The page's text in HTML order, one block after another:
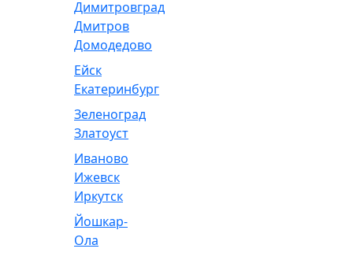
Димитровград
Дмитров
Домодедово
Ейск
Екатеринбург
Зеленоград
Златоуст
Иваново
Ижевск
Иркутск
Йошкар-
Ола